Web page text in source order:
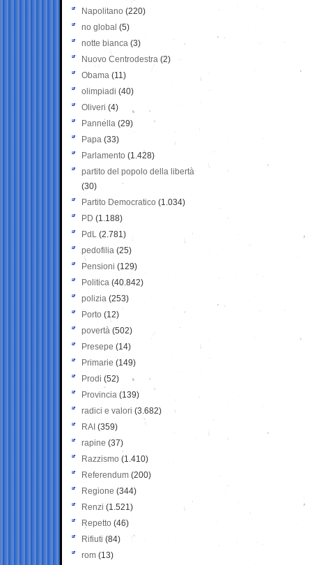
Napolitano (220)
no global (5)
notte bianca (3)
Nuovo Centrodestra (2)
Obama (11)
olimpiadi (40)
Oliveri (4)
Pannella (29)
Papa (33)
Parlamento (1.428)
partito del popolo della libertà
(30)
Partito Democratico (1.034)
PD (1.188)
PdL (2.781)
pedofilia (25)
Pensioni (129)
Politica (40.842)
polizia (253)
Porto (12)
povertà (502)
Presepe (14)
Primarie (149)
Prodi (52)
Provincia (139)
radici e valori (3.682)
RAI (359)
rapine (37)
Razzismo (1.410)
Referendum (200)
Regione (344)
Renzi (1.521)
Repetto (46)
Rifiuti (84)
rom (13)